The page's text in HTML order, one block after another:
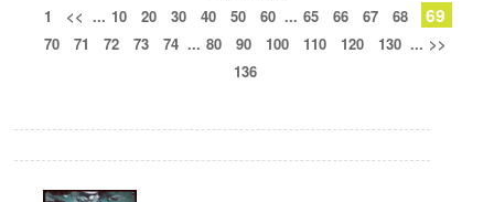
1
<< ... 10 20 30 40 50 60 ... 65 66 67 68 69
70 71 72 73 74 ... 80 90 100 110 120 130 ... >>
136